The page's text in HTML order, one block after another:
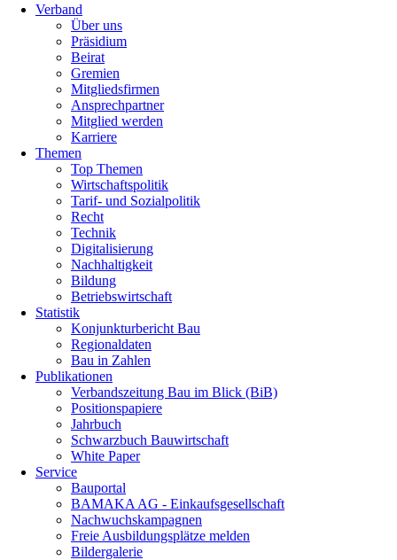
Verband
Über uns
Präsidium
Beirat
Gremien
Mitgliedsfirmen
Ansprechpartner
Mitglied werden
Karriere
Themen
Top Themen
Wirtschaftspolitik
Tarif- und Sozialpolitik
Recht
Technik
Digitalisierung
Nachhaltigkeit
Bildung
Betriebswirtschaft
Statistik
Konjunkturbericht Bau
Regionaldaten
Bau in Zahlen
Publikationen
Verbandszeitung Bau im Blick (BiB)
Positionspapiere
Jahrbuch
Schwarzbuch Bauwirtschaft
White Paper
Service
Bauportal
BAMAKA AG - Einkaufsgesellschaft
Nachwuchskampagnen
Freie Ausbildungsplätze melden
Bildergalerie